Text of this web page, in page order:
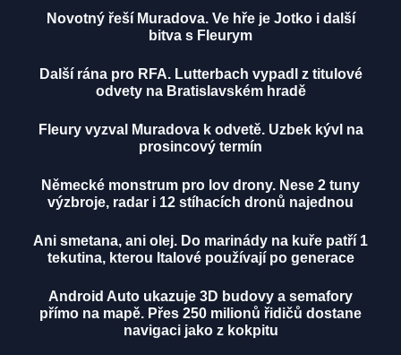
Novotný řeší Muradova. Ve hře je Jotko i další
bitva s Fleurym
Další rána pro RFA. Lutterbach vypadl z titulové
odvety na Bratislavském hradě
Fleury vyzval Muradova k odvetě. Uzbek kývl na
prosincový termín
Německé monstrum pro lov drony. Nese 2 tuny
výzbroje, radar i 12 stíhacích dronů najednou
Ani smetana, ani olej. Do marinády na kuře patří 1
tekutina, kterou Italové používají po generace
Android Auto ukazuje 3D budovy a semafory
přímo na mapě. Přes 250 milionů řidičů dostane
navigaci jako z kokpitu